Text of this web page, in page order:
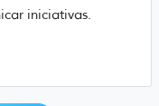
iniciativas.